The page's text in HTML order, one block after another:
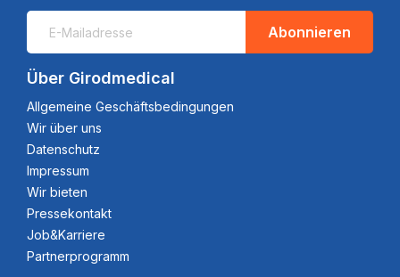
Abonnieren
Über Girodmedical
Allgemeine Geschäftsbedingungen
Wir über uns
Datenschutz
Impressum
Wir bieten
Pressekontakt
Job&Karriere
Partnerprogramm